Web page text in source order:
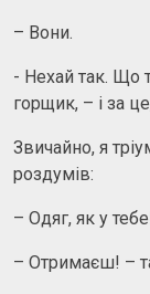
– Вони.
- Нехай так. Що
горщик, – і за
Звичайно, я
роздумів:
– Одяг, як у
– Отримаєш! –